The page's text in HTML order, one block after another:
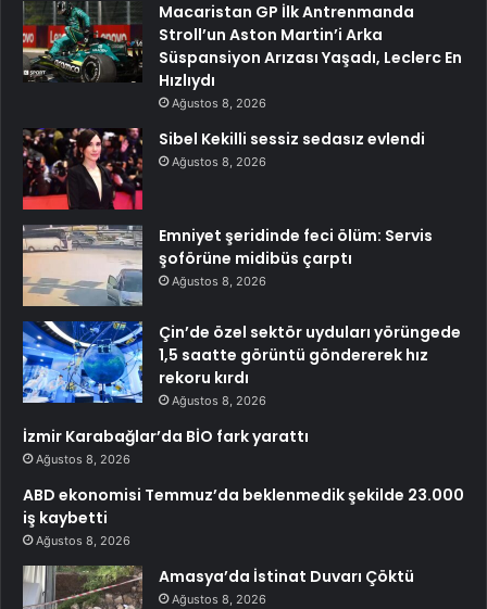
Macaristan GP İlk Antrenmanda
Stroll’un Aston Martin’i Arka
Süspansiyon Arızası Yaşadı, Leclerc En
Hızlıydı
Ağustos 8, 2026
Sibel Kekilli sessiz sedasız evlendi
Ağustos 8, 2026
Emniyet şeridinde feci ölüm: Servis
şoförüne midibüs çarptı
Ağustos 8, 2026
Çin’de özel sektör uyduları yörüngede
1,5 saatte görüntü göndererek hız
rekoru kırdı
Ağustos 8, 2026
İzmir Karabağlar’da BİO fark yarattı
Ağustos 8, 2026
ABD ekonomisi Temmuz’da beklenmedik şekilde 23.000
iş kaybetti
Ağustos 8, 2026
Amasya’da İstinat Duvarı Çöktü
Ağustos 8, 2026